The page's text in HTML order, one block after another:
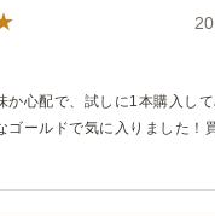
か心配で、試しに1本購入し
ゴールドで気に入りました！